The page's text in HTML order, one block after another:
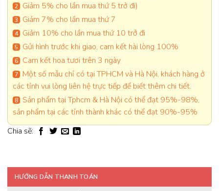
Giảm 5% cho lần mua thứ 5 trở đi)
Giảm 7% cho lần mua thứ 7
Giảm 10% cho lần mua thứ 10 trở đi
Gửi hình trước khi giao, cam kết hài lòng 100%
Cam kết hoa tươi trên 3 ngày
Một số mẫu chỉ có tại TPHCM và Hà Nội, khách hàng ở
các tỉnh vui lòng liên hệ trực tiếp để biết thêm chi tiết.
Sản phẩm tại Tphcm & Hà Nội có thể đạt 95%-98%,
sản phẩm tại các tỉnh thành khác có thể đạt 90%-95%
Chia sẽ:
HƯỚNG DẪN THANH TOÁN